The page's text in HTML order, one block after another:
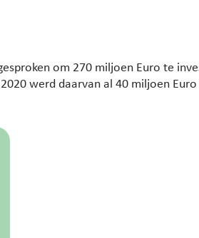
om 270 miljoen Euro te
werd daarvan al 40 miljoen Euro